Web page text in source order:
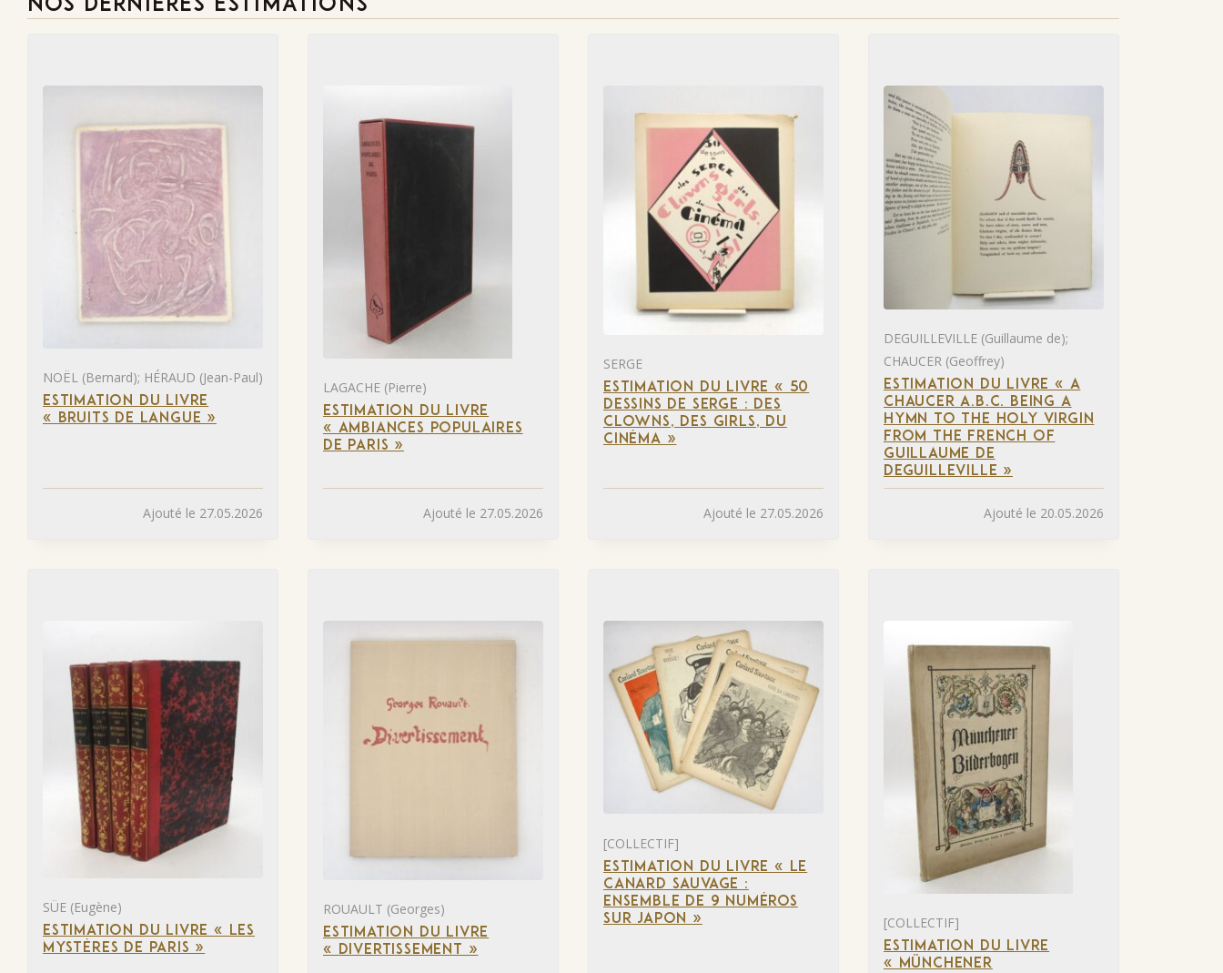
NOS DERNIÈRES ESTIMATIONS
NOËL (Bernard); HÉRAUD (Jean-Paul)
ESTIMATION DU LIVRE
« BRUITS DE LANGUE »
Ajouté le 27.05.2026
LAGACHE (Pierre)
ESTIMATION DU LIVRE
« AMBIANCES POPULAIRES
DE PARIS »
Ajouté le 27.05.2026
SERGE
ESTIMATION DU LIVRE « 50
DESSINS DE SERGE : DES
CLOWNS, DES GIRLS, DU
CINÉMA »
Ajouté le 27.05.2026
DEGUILLEVILLE (Guillaume de);
CHAUCER (Geoffrey)
ESTIMATION DU LIVRE « A
CHAUCER A.B.C. BEING A
HYMN TO THE HOLY VIRGIN
FROM THE FRENCH OF
GUILLAUME DE
DEGUILLEVILLE »
Ajouté le 20.05.2026
SÜE (Eugène)
ESTIMATION DU LIVRE « LES
MYSTÈRES DE PARIS »
ROUAULT (Georges)
ESTIMATION DU LIVRE
« DIVERTISSEMENT »
[COLLECTIF]
ESTIMATION DU LIVRE « LE
CANARD SAUVAGE :
ENSEMBLE DE 9 NUMÉROS
SUR JAPON »
[COLLECTIF]
ESTIMATION DU LIVRE
« MÜNCHENER